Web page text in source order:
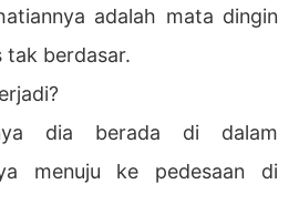
adalah mata dingin
tak berdasar.
dia berada di dalam
menuju ke pedesaan di